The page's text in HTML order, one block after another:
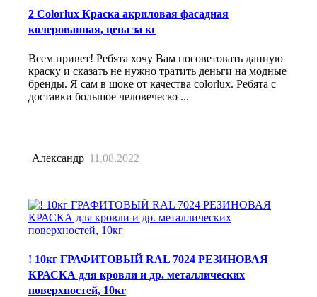
2 Colorlux Краска акриловая фасадная
колерованная, цена за кг
Всем привет! Ребята хочу Вам посоветовать данную
краску и сказать не нужно тратить деньги на модные
бренды. Я сам в шоке от качества colorlux. Ребята с
доставки большое человеческо ...
Александр 11.08.2022
! 10кг ГРАФИТОВЫЙ RAL 7024 РЕЗИНОВАЯ
КРАСКА для кровли и др. металлических
поверхностей, 10кг